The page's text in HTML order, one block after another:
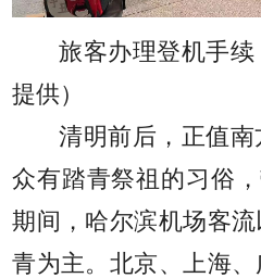
旅客办理登机手
提供）
清明前后，正值
众有踏青祭祖的习俗，
期间，哈尔滨机场客
青为主。北京、上海、